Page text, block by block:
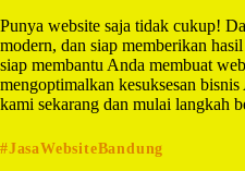
Punya website saja tidak cukup!
modern, dan siap memberikan
siap membantu Anda membuat
mengoptimalkan kesuksesan
kami sekarang dan mulai langkah
#JasaWebsiteBandung